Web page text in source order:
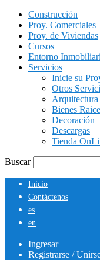
Construcción
Proy. Comerciales
Proy. de Viviendas
Cursos
Entorno
Servicios
Inicie su
Otros
Arquitectura
Bienes
Decoración
Descargas
Tienda
Buscar
Inicio
Contáctenos
es
en
Ingresar
Registrarse /